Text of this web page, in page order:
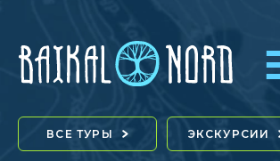
ВСЕ ТУРЫ ЭКСКУРСИИ